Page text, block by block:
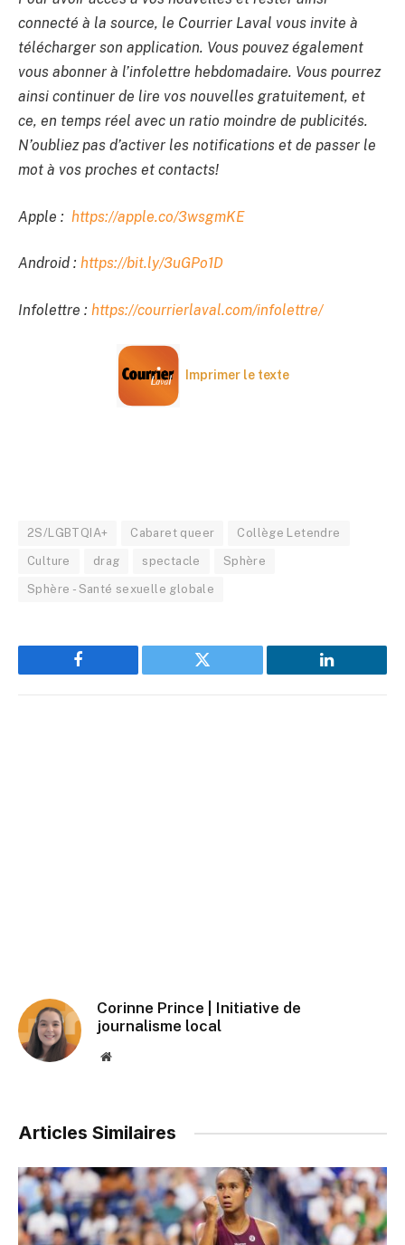
connecté à la source, le Courrier Laval vous invite à
télécharger son application. Vous pouvez également
vous abonner à l’infolettre hebdomadaire. Vous pourrez
ainsi continuer de lire vos nouvelles gratuitement, et
ce, en temps réel avec un ratio moindre de publicités.
N’oubliez pas d’activer les notifications et de passer le
mot à vos proches et contacts!
Apple : https://apple.co/3wsgmKE
Android : https://bit.ly/3uGPo1D
Infolettre : https://courrierlaval.com/infolettre/
Imprimer le texte
2S/LGBTQIA+ Cabaret queer Collège Letendre
Culture drag spectacle Sphère
Sphère - Santé sexuelle globale
Facebook Twitter LinkedIn
Corinne Prince | Initiative de
journalisme local
Website
Articles Similaires